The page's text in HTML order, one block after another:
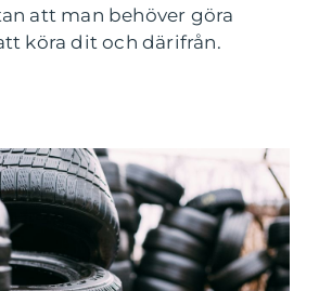
att man behöver göra
köra dit och därifrån.